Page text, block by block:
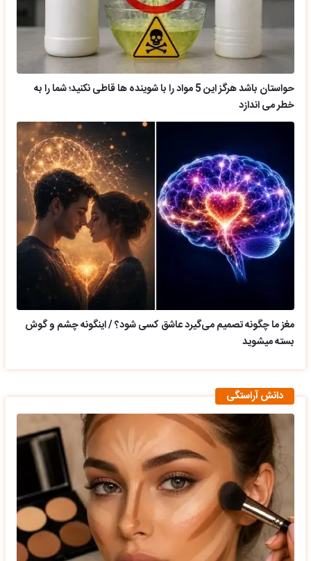
حواستان باشد هرگز این 5 مواد را با شوینده ها قاطی نکنید؛ شما را به
خطر می اندازد
مغز ما چگونه تصمیم می‌گیرد عاشق کسی شود؟ / اینگونه چشم و گوش
بسته میشوید
دانش آراستگی